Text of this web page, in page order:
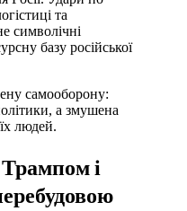
та
символічні
базу російської
самооборону:
а змушена
людей.
і